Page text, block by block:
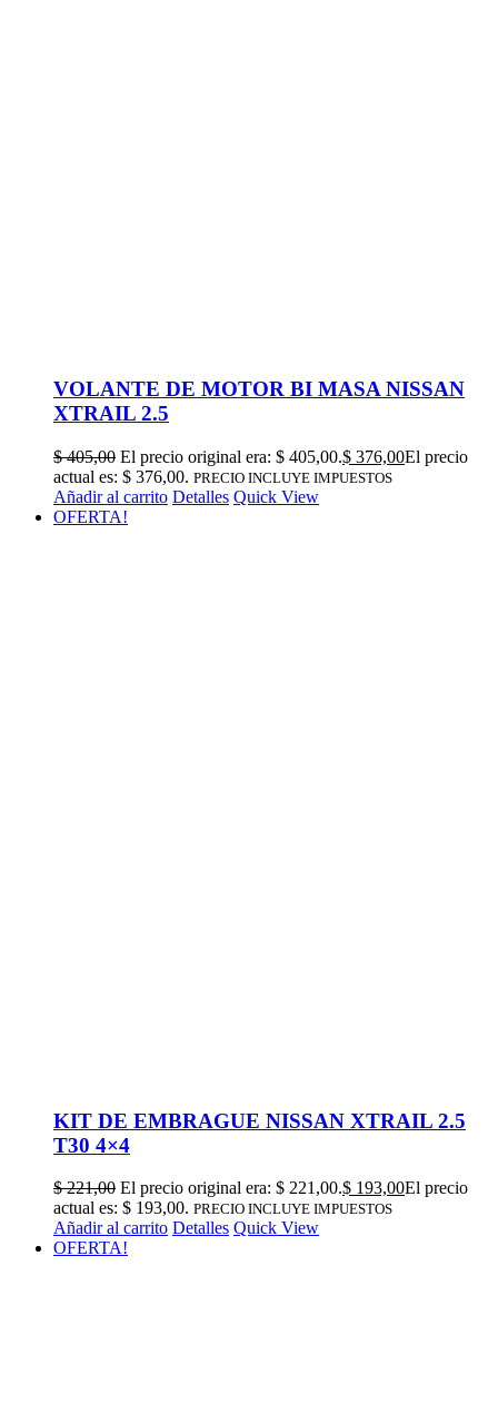
VOLANTE DE MOTOR BI MASA NISSAN
XTRAIL 2.5
$405,00 El precio original era: $ 405,00.$ 376,00El precio
actual es: $ 376,00. PRECIO INCLUYE IMPUESTOS
Añadir al carrito Detalles Quick View
OFERTA!
KIT DE EMBRAGUE NISSAN XTRAIL 2.5
T30 4×4
$221,00 El precio original era: $ 221,00.$ 193,00El precio
actual es: $ 193,00. PRECIO INCLUYE IMPUESTOS
Añadir al carrito Detalles Quick View
OFERTA!